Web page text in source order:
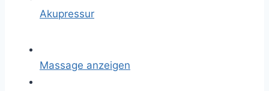
Akupressur
Massage anzeigen